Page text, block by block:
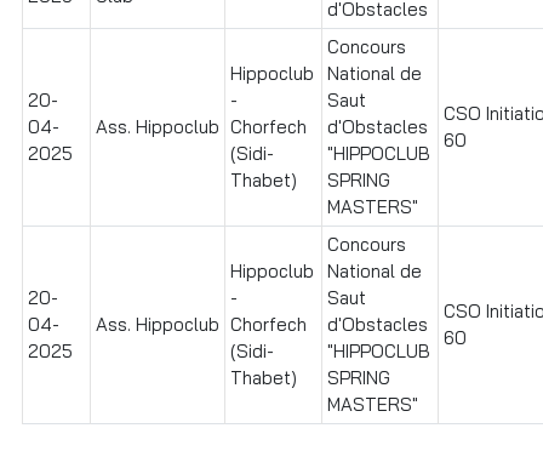
d'Obstacles
20-
04-
2025
Ass. Hippoclub
Hippoclub
-
Chorfech
(Sidi-
Thabet)
Concours
National de
Saut
d'Obstacles
"HIPPOCLUB
SPRING
MASTERS"
CSO
60
20-
04-
2025
Ass. Hippoclub
Hippoclub
-
Chorfech
(Sidi-
Thabet)
Concours
National de
Saut
d'Obstacles
"HIPPOCLUB
SPRING
MASTERS"
CSO
60